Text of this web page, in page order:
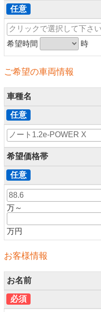
任意
希望時間 時
ご希望の車両情報
車種名
任意
希望価格帯
任意
万～
万円
お客様情報
お名前
必須